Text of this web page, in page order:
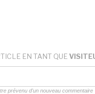
EN TANT QUE
prévenu d'un nouveau commentaire